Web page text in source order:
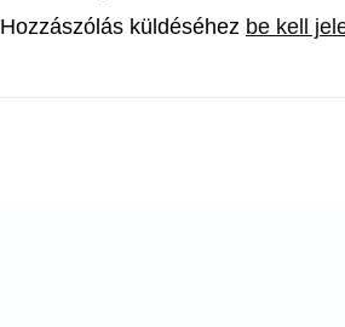
Hozzászólás küldéséhez be kell